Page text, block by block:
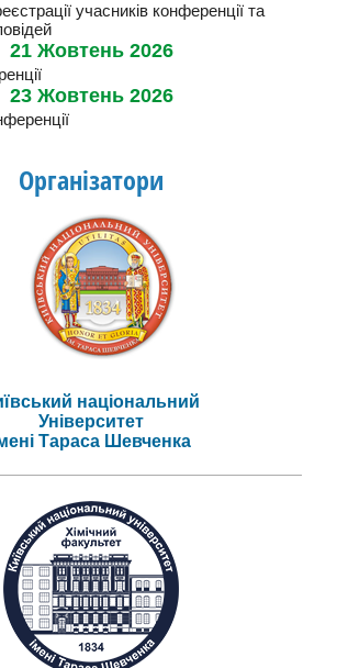
учасників конференції та
21 Жовтень 2026
23 Жовтень 2026
Організатори
національний
Університет
Тараса Шевченка